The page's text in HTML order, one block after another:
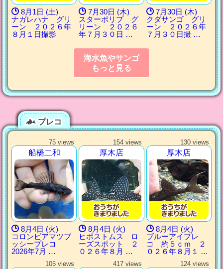
8月1日 (土)
ナガレハナ グリ
ーン ２０２６年
８月１日撮影
7月30日 (木)
スターポリプ グ
リーン ２０２６
年７月３０日 …
7月30日 (木)
クダサンゴ グリ
ーン ２０２６年
７月３０日撮 …
海水魚やサンゴ
もっと見る
プレコ
75 views
船橋二和
8月4日 (火)
コロンビアマツブ
ッシープレコ
2026年7月 …
154 views
厚木店
8月4日 (火)
ヒポストムス ロ
ーズスポット ２
０２６年８月 …
130 views
厚木店
8月4日 (火)
ブルーアイプレ
コ 約５ｃｍ ２
０２６年８月１ …
105 views 417 views 124 views